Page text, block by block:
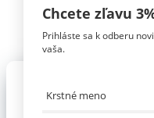
Tomáš
Pre základnú funkčnosť,
účely a v prípade
využívame súbory cookies.
Chcete zľavu
Prihláste sa k odberu
vaša.